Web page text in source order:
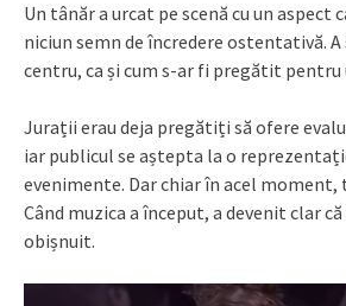
Un tânăr a urcat pe scenă cu un aspect
niciun semn de încredere ostentativă.
centru, ca și cum s-ar fi pregătit pentru
Jurații erau deja pregătiți să ofere
iar publicul se aștepta la o
evenimente. Dar chiar în acel
Când muzica a început, a devenit clar
obișnuit.